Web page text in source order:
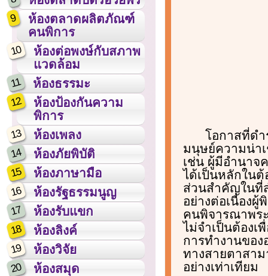
9
ห้องตลาดผลิตภัณฑ์
คนพิการ
10
ห้องต่อพงษ์กับสภาพ
แวดล้อม
11 ห้องธรรมะ
12
ห้องป้องกันความ
พิการ
13 ห้องเพลง
14 ห้องภัยพิบัติ
15 ห้องภาษามือ
16 ห้องรัฐธรรมนูญ
17 ห้องรับแขก
18 ห้องลิงค์
19 ห้องวิจัย
20 ห้องสมุด
โอกาสที่ด
มนุษย์ความน่า
เช่น ผู้มีอำนาจ
ได้เป็นหลักใน
ส่วนสำคัญในที่
อย่างต่อเนื่อง
คนพิจารณาพร
ไม่จำเป็นต้อง
การทำงานขอ
ทางสายตาสา
อย่างเท่าเทียม